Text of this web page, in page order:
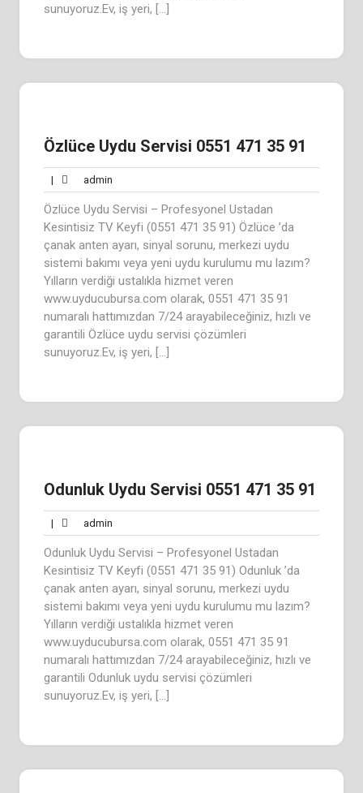
sunuyoruz.Ev, iş yeri, […]
Özlüce Uydu Servisi 0551 471 35 91
| admin
Özlüce Uydu Servisi – Profesyonel Ustadan
Kesintisiz TV Keyfi (0551 471 35 91) Özlüce ’da
çanak anten ayarı, sinyal sorunu, merkezi uydu
sistemi bakımı veya yeni uydu kurulumu mu lazım?
Yılların verdiği ustalıkla hizmet veren
www.uyducubursa.com olarak, 0551 471 35 91
numaralı hattımızdan 7/24 arayabileceğiniz, hızlı ve
garantili Özlüce uydu servisi çözümleri
sunuyoruz.Ev, iş yeri, […]
Odunluk Uydu Servisi 0551 471 35 91
| admin
Odunluk Uydu Servisi – Profesyonel Ustadan
Kesintisiz TV Keyfi (0551 471 35 91) Odunluk ’da
çanak anten ayarı, sinyal sorunu, merkezi uydu
sistemi bakımı veya yeni uydu kurulumu mu lazım?
Yılların verdiği ustalıkla hizmet veren
www.uyducubursa.com olarak, 0551 471 35 91
numaralı hattımızdan 7/24 arayabileceğiniz, hızlı ve
garantili Odunluk uydu servisi çözümleri
sunuyoruz.Ev, iş yeri, […]